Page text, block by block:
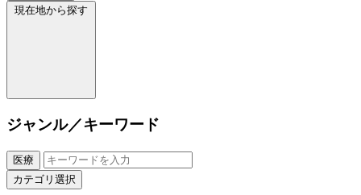
現在地から探す
ジャンル／キーワード
医療
カテゴリ選択